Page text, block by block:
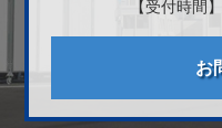
【受付時間
お